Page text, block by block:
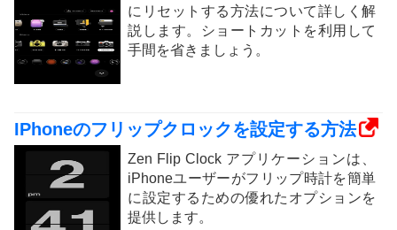
にリセットする方法について詳しく解
説します。ショートカットを利用して
手間を省きましょう。
IPhoneのフリップクロックを設定する方法
Zen Flip Clock アプリケーションは、
iPhoneユーザーがフリップ時計を簡単
に設定するための優れたオプションを
提供します。